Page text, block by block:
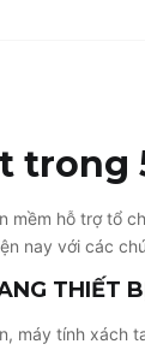
trong
mềm hỗ trợ tổ
nay với các
THIẾT
máy tính xách